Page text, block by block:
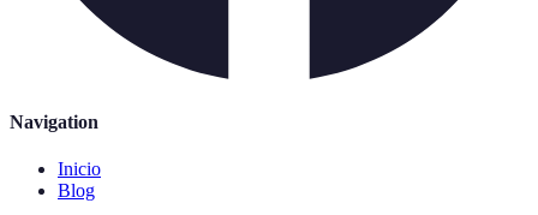
Navigation
Inicio
Blog